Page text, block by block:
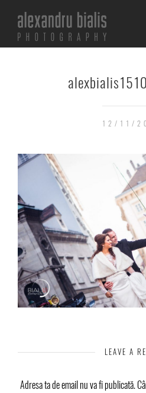
12/11/
LEAVE A
Adresa ta de email nu va fi publicată.